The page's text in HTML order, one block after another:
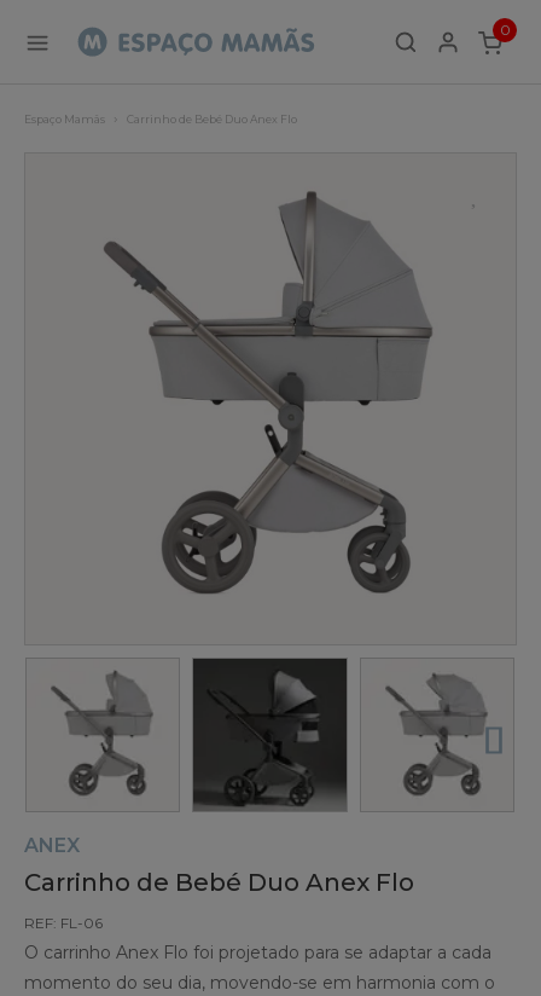
0
ITEMS
Espaço Mamãs Carrinho de Bebé Duo Anex Flo
ANEX
Carrinho de Bebé Duo Anex Flo
REF: FL-06
O carrinho Anex Flo foi projetado para se adaptar a cada
momento do seu dia, movendo-se em harmonia com o